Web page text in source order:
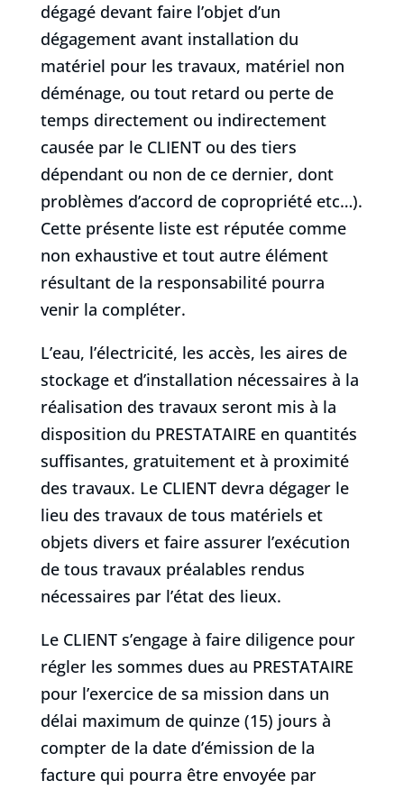
dégagé devant faire l’objet d’un
dégagement avant installation du
matériel pour les travaux, matériel non
déménage, ou tout retard ou perte de
temps directement ou indirectement
causée par le CLIENT ou des tiers
dépendant ou non de ce dernier, dont
problèmes d’accord de copropriété etc…).
Cette présente liste est réputée comme
non exhaustive et tout autre élément
résultant de la responsabilité pourra
venir la compléter.
L’eau, l’électricité, les accès, les aires de
stockage et d’installation nécessaires à la
réalisation des travaux seront mis à la
disposition du PRESTATAIRE en quantités
suffisantes, gratuitement et à proximité
des travaux. Le CLIENT devra dégager le
lieu des travaux de tous matériels et
objets divers et faire assurer l’exécution
de tous travaux préalables rendus
nécessaires par l’état des lieux.
Le CLIENT s’engage à faire diligence pour
régler les sommes dues au PRESTATAIRE
pour l’exercice de sa mission dans un
délai maximum de quinze (15) jours à
compter de la date d’émission de la
facture qui pourra être envoyée par